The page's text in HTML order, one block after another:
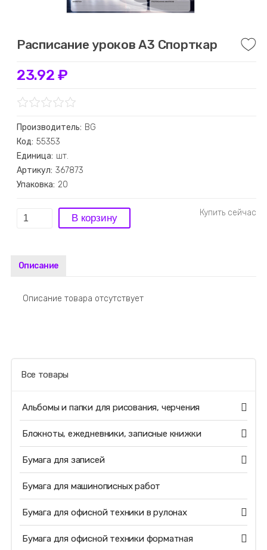
Расписание уроков А3 Спорткар
23.92 ₽
Производитель: BG
Код: 55353
Единица: шт.
Артикул: 367873
Упаковка: 20
Описание
Описание товара отсутствует
Все товары
Альбомы и папки для рисования, черчения
Блокноты, ежедневники, записные книжки
Бумага для записей
Бумага для машинописных работ
Бумага для офисной техники в рулонах
Бумага для офисной техники форматная